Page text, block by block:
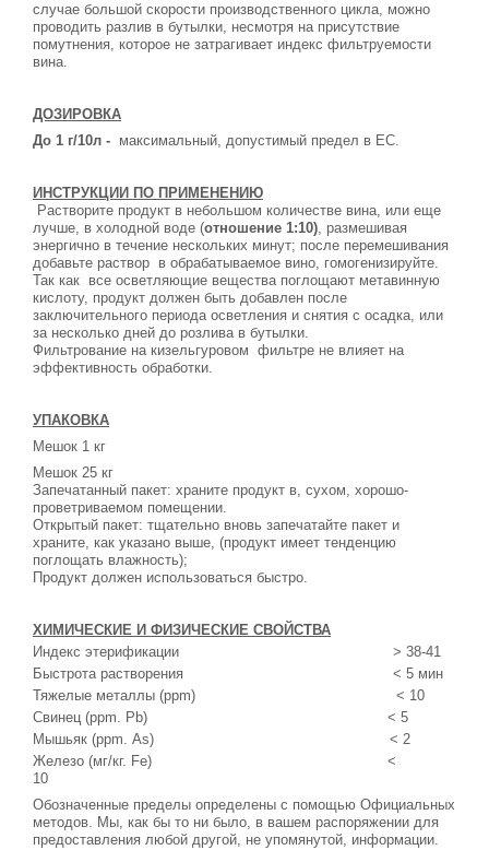
случае большой скорости производственного цикла, можно
проводить разлив в бутылки, несмотря на присутствие
помутнения, которое не затрагивает индекс фильтруемости
вина.
ДОЗИРОВКА
До 1 г/10л - максимальный, допустимый предел в ЕС.
ИНСТРУКЦИИ ПО ПРИМЕНЕНИЮ
Растворите продукт в небольшом количестве вина, или еще
лучше, в холодной воде (отношение 1:10), размешивая
энергично в течение нескольких минут; после перемешивания
добавьте раствор в обрабатываемое вино, гомогенизируйте.
Так как все осветляющие вещества поглощают метавинную
кислоту, продукт должен быть добавлен после
заключительного периода осветления и снятия с осадка, или
за несколько дней до розлива в бутылки.
Фильтрование на кизельгуровом фильтре не влияет на
эффективность обработки.
УПАКОВКА
Мешок 1 кг
Мешок 25 кг
Запечатанный пакет: храните продукт в, сухом, хорошо-
проветриваемом помещении.
Открытый пакет: тщательно вновь запечатайте пакет и
храните, как указано выше, (продукт имеет тенденцию
поглощать влажность);
Продукт должен использоваться быстро.
ХИМИЧЕСКИЕ И ФИЗИЧЕСКИЕ СВОЙСТВА
Индекс этерификации
> 38-41
Быстрота растворения
< 5 мин
Тяжелые металлы (ppm)
< 10
Свинец (ppm. Pb)
< 5
Мышьяк (ppm. As)
< 2
Железо (мг/кг. Fe)
<
10
Обозначенные пределы определены с помощью Официальных
методов. Мы, как бы то ни было, в вашем распоряжении для
предоставления любой другой, не упомянутой, информации.